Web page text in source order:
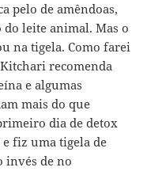
pelo de amêndoas,
leite animal. Mas o
na tigela. Como farei
Kitchari recomenda
e algumas
mais do que
dia de detox
fiz uma tigela de
invés de no